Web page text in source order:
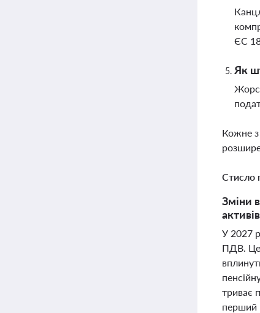
ЄС
Як
Кожне з
Стисло
Зміни
У 2027
ПДВ. Це
триває
перший